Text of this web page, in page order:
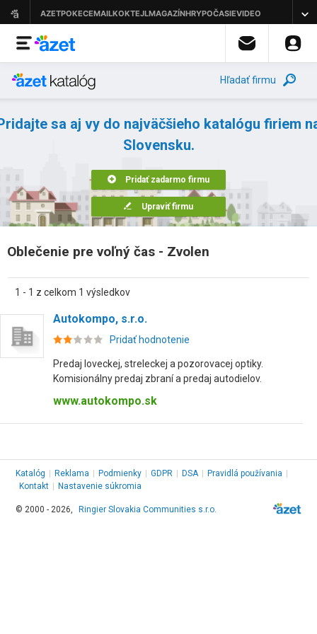
Hľadať firmu
sa aj vy do najväčšieho katalógu firiem
Slovensku.
Pridať zadarmo firmu
Upraviť firmu
Oblečenie pre voľný čas - Zvolen
1 - 1 z celkom 1 výsledkov
Autokompo, s.r.o.
Pridať hodnotenie
Predaj loveckej, streleckej a pozorovacej optiky.
Komisionálny predaj zbraní a predaj autodielov.
www.autokompo.sk
Katalóg Reklama Podmienky GDPR DSA Pravidlá používania
Kontakt
Nastavenie súkromia
© 2000 - 2026, Ringier Slovakia Communities s.r.o.